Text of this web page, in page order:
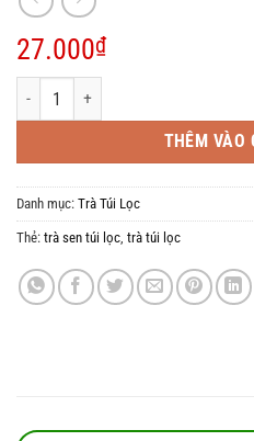
27.000₫
Trà Sen Túi Lọc Tân Cương Xanh số
THÊM VÀO
Danh mục: Trà Túi Lọc
Thẻ: trà sen túi lọc, trà túi lọc